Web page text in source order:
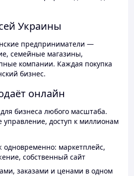
Украины
предприниматели —
семейные магазины,
компании. Каждая покупка
бизнес.
онлайн
бизнеса любого масштаба.
управление, доступ к миллионам
одновременно: маркетплейс,
собственный сайт
заказами и ценами в одном